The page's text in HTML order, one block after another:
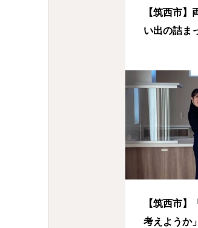
【筑西市】
い出の詰ま
しても売れ
【筑西市】
考えようか